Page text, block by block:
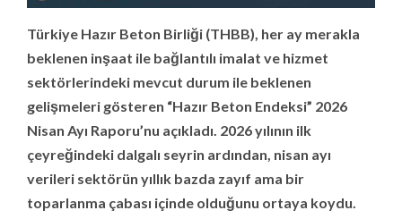
Türkiye Hazır Beton Birliği (THBB), her ay merakla
beklenen inşaat ile bağlantılı imalat ve hizmet
sektörlerindeki mevcut durum ile beklenen
gelişmeleri gösteren “Hazır Beton Endeksi” 2026
Nisan Ayı Raporu’nu açıkladı. 2026 yılının ilk
çeyreğindeki dalgalı seyrin ardından, nisan ayı
verileri sektörün yıllık bazda zayıf ama bir
toparlanma çabası içinde olduğunu ortaya koydu.